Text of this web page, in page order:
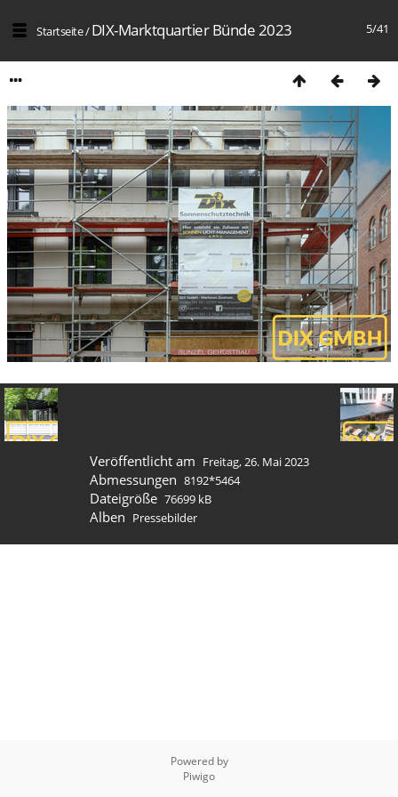
5/41
Startseite/DIX-Marktquartier Bünde 2023
Veröffentlicht am Freitag, 26. Mai 2023
Abmessungen 8192*5464
Dateigröße 76699 kB
Alben Pressebilder
Powered by
Piwigo